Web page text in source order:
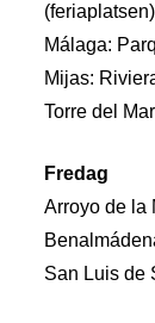
(feriaplatsen)
Málaga:
Mijas:
Torre del
Fredag
Arroyo de la
San Luis de